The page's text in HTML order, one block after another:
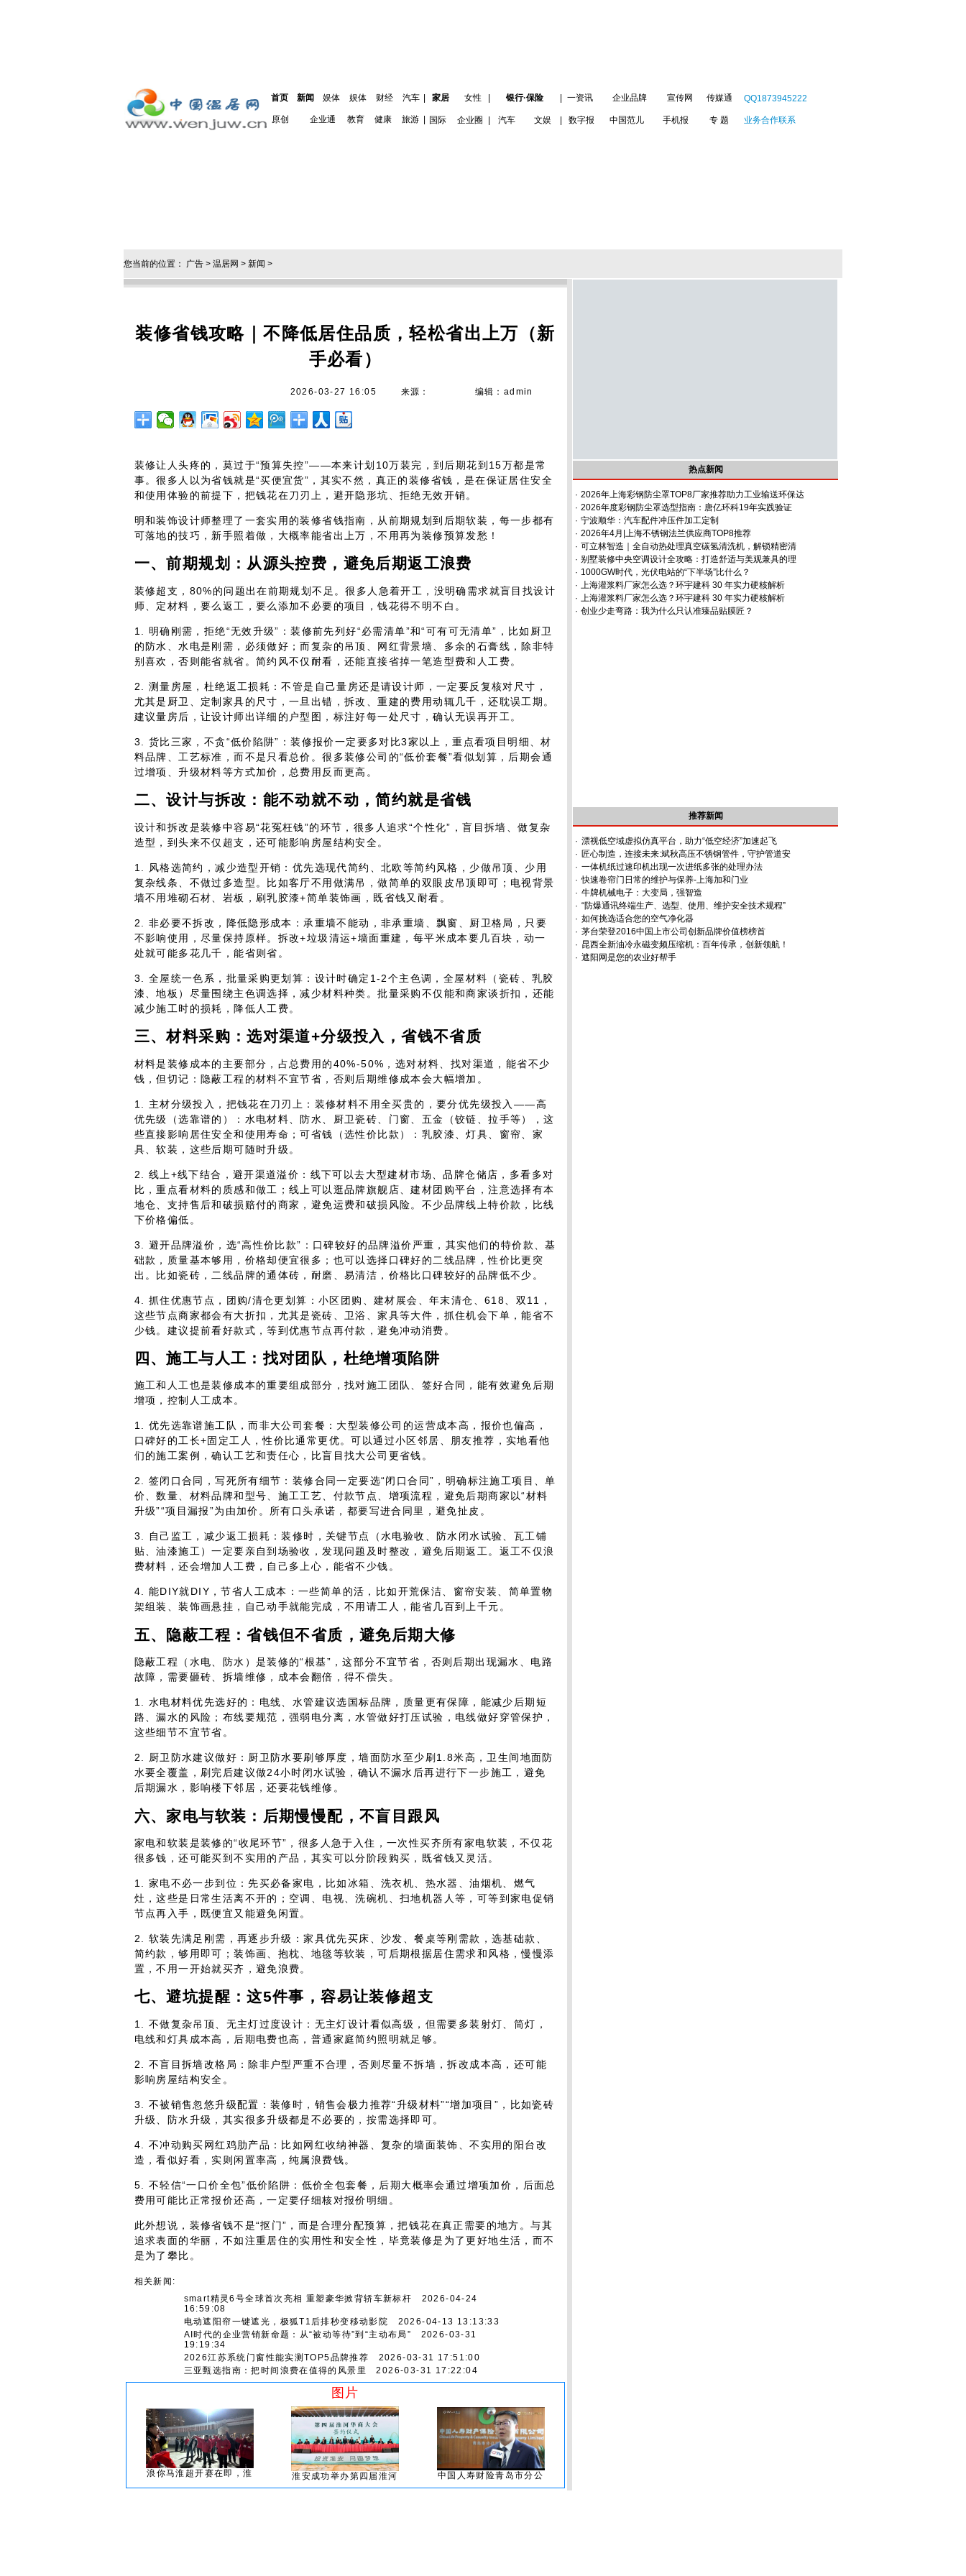
首页 新闻 娱体 娱体 财经 汽车 家居 女性 银行·保险 一资讯 企业品牌 宣传网 传媒通
原创 企业通 教育 健康 旅游 国际 企业圈 汽车 文娱 数字报 中国范儿 手机报 专 题
QQ1873945222
业务合作联系
您当前的位置： 广告 > 温居网 > 新闻 >
装修省钱攻略｜不降低居住品质，轻松省出上万（新
手必看）
2026-03-27 16:05 来源： 编辑：admin
装修让人头疼的，莫过于“预算失控”——本来计划10万装完，到后期花到15万都是常
事。很多人以为省钱就是“买便宜货”，其实不然，真正的装修省钱，是在保证居住安全
和使用体验的前提下，把钱花在刀刃上，避开隐形坑、拒绝无效开销。
明和装饰设计师整理了一套实用的装修省钱指南，从前期规划到后期软装，每一步都有
可落地的技巧，新手照着做，大概率能省出上万，不用再为装修预算发愁！
一、前期规划：从源头控费，避免后期返工浪费
装修超支，80%的问题出在前期规划不足。很多人急着开工，没明确需求就盲目找设计
师、定材料，要么返工，要么添加不必要的项目，钱花得不明不白。
1. 明确刚需，拒绝“无效升级”：装修前先列好“必需清单”和“可有可无清单”，比如厨卫
的防水、水电是刚需，必须做好；而复杂的吊顶、网红背景墙、多余的石膏线，除非特
别喜欢，否则能省就省。简约风不仅耐看，还能直接省掉一笔造型费和人工费。
2. 测量房屋，杜绝返工损耗：不管是自己量房还是请设计师，一定要反复核对尺寸，
尤其是厨卫、定制家具的尺寸，一旦出错，拆改、重建的费用动辄几千，还耽误工期。
建议量房后，让设计师出详细的户型图，标注好每一处尺寸，确认无误再开工。
3. 货比三家，不贪“低价陷阱”：装修报价一定要多对比3家以上，重点看项目明细、材
料品牌、工艺标准，而不是只看总价。很多装修公司的“低价套餐”看似划算，后期会通
过增项、升级材料等方式加价，总费用反而更高。
二、设计与拆改：能不动就不动，简约就是省钱
设计和拆改是装修中容易“花冤枉钱”的环节，很多人追求“个性化”，盲目拆墙、做复杂
造型，到头来不仅超支，还可能影响房屋结构安全。
1. 风格选简约，减少造型开销：优先选现代简约、北欧等简约风格，少做吊顶、少用
复杂线条、不做过多造型。比如客厅不用做满吊，做简单的双眼皮吊顶即可；电视背景
墙不用堆砌石材、岩板，刷乳胶漆+简单装饰画，既省钱又耐看。
2. 非必要不拆改，降低隐形成本：承重墙不能动，非承重墙、飘窗、厨卫格局，只要
不影响使用，尽量保持原样。拆改+垃圾清运+墙面重建，每平米成本要几百块，动一
处就可能多花几千，能省则省。
3. 全屋统一色系，批量采购更划算：设计时确定1-2个主色调，全屋材料（瓷砖、乳胶
漆、地板）尽量围绕主色调选择，减少材料种类。批量采购不仅能和商家谈折扣，还能
减少施工时的损耗，降低人工费。
三、材料采购：选对渠道+分级投入，省钱不省质
材料是装修成本的主要部分，占总费用的40%-50%，选对材料、找对渠道，能省不少
钱，但切记：隐蔽工程的材料不宜节省，否则后期维修成本会大幅增加。
1. 主材分级投入，把钱花在刀刃上：装修材料不用全买贵的，要分优先级投入——高
优先级（选靠谱的）：水电材料、防水、厨卫瓷砖、门窗、五金（铰链、拉手等），这
些直接影响居住安全和使用寿命；可省钱（选性价比款）：乳胶漆、灯具、窗帘、家
具、软装，这些后期可随时升级。
2. 线上+线下结合，避开渠道溢价：线下可以去大型建材市场、品牌仓储店，多看多对
比，重点看材料的质感和做工；线上可以逛品牌旗舰店、建材团购平台，注意选择有本
地仓、支持售后和破损赔付的商家，避免运费和破损风险。不少品牌线上特价款，比线
下价格偏低。
3. 避开品牌溢价，选“高性价比款”：口碑较好的品牌溢价严重，其实他们的特价款、基
础款，质量基本够用，价格却便宜很多；也可以选择口碑好的二线品牌，性价比更突
出。比如瓷砖，二线品牌的通体砖，耐磨、易清洁，价格比口碑较好的品牌低不少。
4. 抓住优惠节点，团购/清仓更划算：小区团购、建材展会、年末清仓、618、双11，
这些节点商家都会有大折扣，尤其是瓷砖、卫浴、家具等大件，抓住机会下单，能省不
少钱。建议提前看好款式，等到优惠节点再付款，避免冲动消费。
四、施工与人工：找对团队，杜绝增项陷阱
施工和人工也是装修成本的重要组成部分，找对施工团队、签好合同，能有效避免后期
增项，控制人工成本。
1. 优先选靠谱施工队，而非大公司套餐：大型装修公司的运营成本高，报价也偏高，
口碑好的工长+固定工人，性价比通常更优。可以通过小区邻居、朋友推荐，实地看他
们的施工案例，确认工艺和责任心，比盲目找大公司更省钱。
2. 签闭口合同，写死所有细节：装修合同一定要选“闭口合同”，明确标注施工项目、单
价、数量、材料品牌和型号、施工工艺、付款节点、增项流程，避免后期商家以“材料
升级”“项目漏报”为由加价。所有口头承诺，都要写进合同里，避免扯皮。
3. 自己监工，减少返工损耗：装修时，关键节点（水电验收、防水闭水试验、瓦工铺
贴、油漆施工）一定要亲自到场验收，发现问题及时整改，避免后期返工。返工不仅浪
费材料，还会增加人工费，自己多上心，能省不少钱。
4. 能DIY就DIY，节省人工成本：一些简单的活，比如开荒保洁、窗帘安装、简单置物
架组装、装饰画悬挂，自己动手就能完成，不用请工人，能省几百到上千元。
五、隐蔽工程：省钱但不省质，避免后期大修
隐蔽工程（水电、防水）是装修的“根基”，这部分不宜节省，否则后期出现漏水、电路
故障，需要砸砖、拆墙维修，成本会翻倍，得不偿失。
1. 水电材料优先选好的：电线、水管建议选国标品牌，质量更有保障，能减少后期短
路、漏水的风险；布线要规范，强弱电分离，水管做好打压试验，电线做好穿管保护，
这些细节不宜节省。
2. 厨卫防水建议做好：厨卫防水要刷够厚度，墙面防水至少刷1.8米高，卫生间地面防
水要全覆盖，刷完后建议做24小时闭水试验，确认不漏水后再进行下一步施工，避免
后期漏水，影响楼下邻居，还要花钱维修。
六、家电与软装：后期慢慢配，不盲目跟风
家电和软装是装修的“收尾环节”，很多人急于入住，一次性买齐所有家电软装，不仅花
很多钱，还可能买到不实用的产品，其实可以分阶段购买，既省钱又灵活。
1. 家电不必一步到位：先买必备家电，比如冰箱、洗衣机、热水器、油烟机、燃气
灶，这些是日常生活离不开的；空调、电视、洗碗机、扫地机器人等，可等到家电促销
节点再入手，既便宜又能避免闲置。
2. 软装先满足刚需，再逐步升级：家具优先买床、沙发、餐桌等刚需款，选基础款、
简约款，够用即可；装饰画、抱枕、地毯等软装，可后期根据居住需求和风格，慢慢添
置，不用一开始就买齐，避免浪费。
七、避坑提醒：这5件事，容易让装修超支
1. 不做复杂吊顶、无主灯过度设计：无主灯设计看似高级，但需要多装射灯、筒灯，
电线和灯具成本高，后期电费也高，普通家庭简约照明就足够。
2. 不盲目拆墙改格局：除非户型严重不合理，否则尽量不拆墙，拆改成本高，还可能
影响房屋结构安全。
3. 不被销售忽悠升级配置：装修时，销售会极力推荐“升级材料”“增加项目”，比如瓷砖
升级、防水升级，其实很多升级都是不必要的，按需选择即可。
4. 不冲动购买网红鸡肋产品：比如网红收纳神器、复杂的墙面装饰、不实用的阳台改
造，看似好看，实则闲置率高，纯属浪费钱。
5. 不轻信“一口价全包”低价陷阱：低价全包套餐，后期大概率会通过增项加价，后面总
费用可能比正常报价还高，一定要仔细核对报价明细。
此外想说，装修省钱不是“抠门”，而是合理分配预算，把钱花在真正需要的地方。与其
追求表面的华丽，不如注重居住的实用性和安全性，毕竟装修是为了更好地生活，而不
是为了攀比。
相关新闻:
smart精灵6号全球首次亮相 重塑豪华掀背轿车新标杆 2026-04-24
16:59:08
电动遮阳帘一键遮光，极狐T1后排秒变移动影院 2026-04-13 13:13:33
AI时代的企业营销新命题：从“被动等待”到“主动布局” 2026-03-31
19:19:34
2026江苏系统门窗性能实测TOP5品牌推荐 2026-03-31 17:51:00
三亚甄选指南：把时间浪费在值得的风景里
2026-03-31 17:22:04
图片
浪你马淮超开赛在即，淮 淮安成功举办第四届淮河 中国人寿财险青岛市分公
热点新闻
· 2026年上海彩钢防尘罩TOP8厂家推荐助力工业输送环保达
· 2026年度彩钢防尘罩选型指南：唐亿环科19年实践验证
· 宁波顺华：汽车配件冲压件加工定制
· 2026年4月|上海不锈钢法兰供应商TOP8推荐
· 可立林智造｜全自动热处理真空碳氢清洗机，解锁精密清
· 别墅装修中央空调设计全攻略：打造舒适与美观兼具的理
· 1000GW时代，光伏电站的“下半场”比什么？
· 上海灌浆料厂家怎么选？环宇建科 30 年实力硬核解析
· 上海灌浆料厂家怎么选？环宇建科 30 年实力硬核解析
· 创业少走弯路：我为什么只认准臻品贴膜匠？
推荐新闻
· 漂视低空域虚拟仿真平台，助力“低空经济”加速起飞
· 匠心制造，连接未来:斌秋高压不锈钢管件，守护管道安
· 一体机纸过速印机出现一次进纸多张的处理办法
· 快速卷帘门日常的维护与保养-上海加和门业
· 牛牌机械电子：大变局，强智造
· “防爆通讯终端生产、选型、使用、维护安全技术规程”
· 如何挑选适合您的空气净化器
· 茅台荣登2016中国上市公司创新品牌价值榜榜首
· 昆西全新油冷永磁变频压缩机：百年传承，创新领航！
· 遮阳网是您的农业好帮手